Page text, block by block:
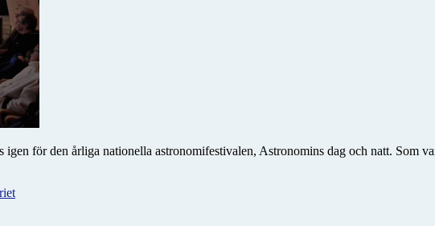
igen för den årliga nationella astronomifestivalen, Astronomins dag och natt. Som